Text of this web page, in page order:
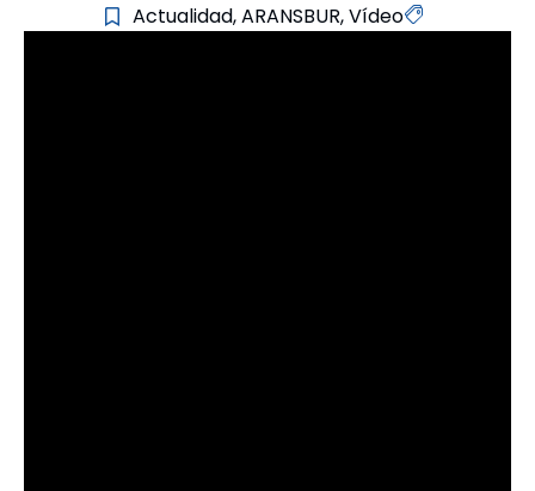
Actualidad,ARANSBUR,Vídeo